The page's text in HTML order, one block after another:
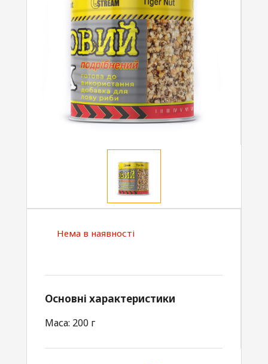
Нема в наявності
Основні характеристики
Маса: 200 г